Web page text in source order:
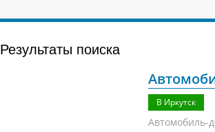
Результаты поиска
В Иркутск
Автомобиль-